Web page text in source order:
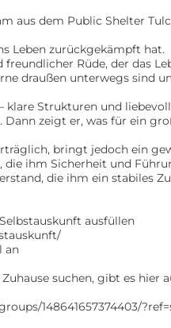
aus dem Public Shelter
Leben zurückgekämpft hat.
Rüde, der das
draußen unterwegs sind
Strukturen und
zeigt er, was für ein
bringt jedoch ein
ihm Sicherheit und
die ihm ein stabiles
ausfüllen
an
suchen, gibt es hier
148641657374403/